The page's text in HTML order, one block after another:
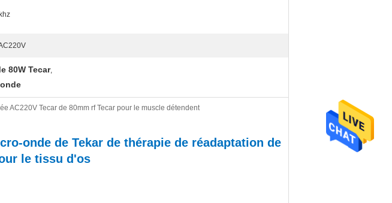
80W Tecar,
AC220V Tecar de 80mm rf Tecar pour le muscle détendent
onde de Tekar de thérapie de réadaptation de
le tissu d'os